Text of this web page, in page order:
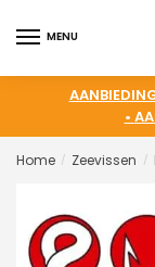
MENU
•
Home / Zeevissen /